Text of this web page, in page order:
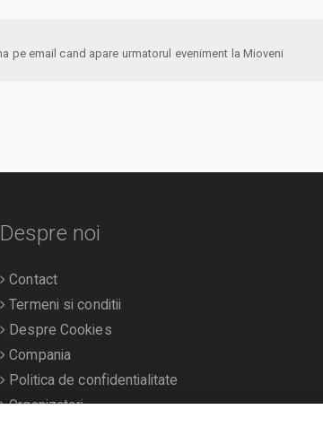
anunta-ma pe email cand apare urmatorul eveniment la Mioveni
Despre noi
Contact
Termeni si conditii
Despre Cookies
Compania
Politica de confidentialitate
Organizatori